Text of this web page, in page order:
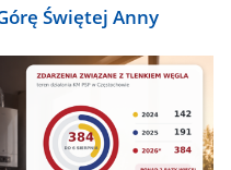
Świętej Anny